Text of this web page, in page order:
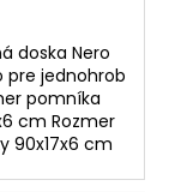
doska Nero
pre jednohrob
pomníka
cm Rozmer
90x17x6 cm